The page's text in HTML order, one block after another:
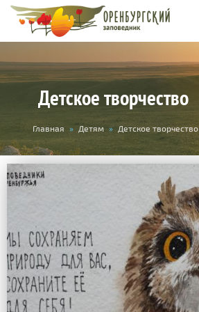
Детское творчество
Вы
здесь
Главная » Детям » Детское творчество